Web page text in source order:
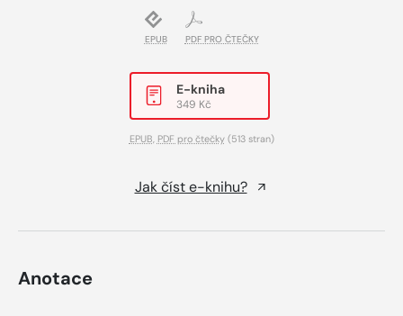
EPUB PDF PRO ČTEČKY
E-kniha
349 Kč
EPUB, PDF pro čtečky(513 stran)
Jak číst e-knihu?
Anotace